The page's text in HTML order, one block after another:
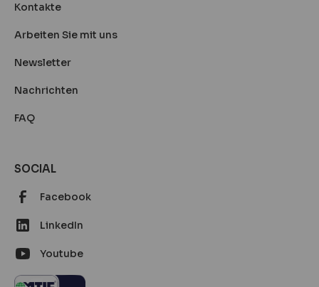
Kontakte
Arbeiten Sie mit uns
Newsletter
Nachrichten
FAQ
SOCIAL
Facebook
LinkedIn
Youtube